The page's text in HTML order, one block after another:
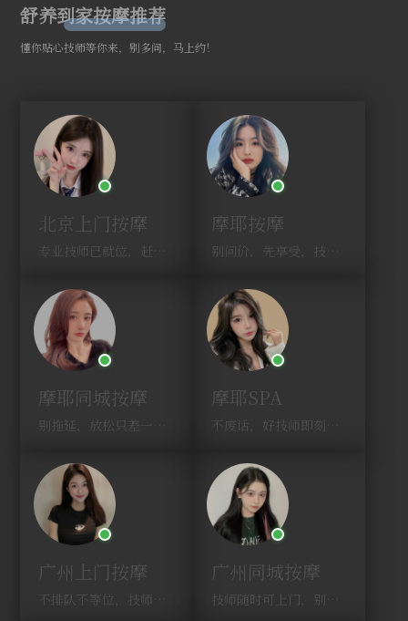
舒养到家按摩推荐
懂你贴心技师等你来，别多问，马上约！
北京上门按摩
专业技师已就位，赶紧下单！
摩耶按摩
别问价，先享受，技师马上到！
摩耶同城按摩
别拖延，放松只差一次点击！
摩耶SPA
不废话，好技师即刻上门，约！
广州上门按摩
不排队不等位，技师直奔你家！
广州同城按摩
技师随时可上门，别啰嗦，赶紧约！